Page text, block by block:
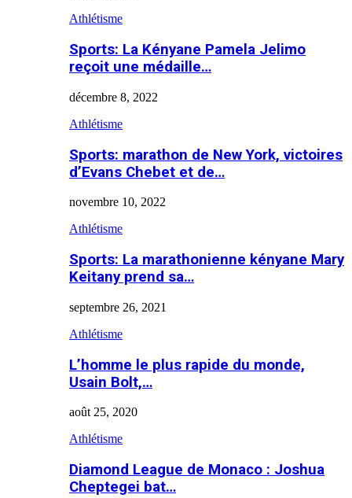
Athlétisme
Sports: La Kényane Pamela Jelimo
reçoit une médaille…
décembre 8, 2022
Athlétisme
Sports: marathon de New York, victoires
d’Evans Chebet et de…
novembre 10, 2022
Athlétisme
Sports: La marathonienne kényane Mary
Keitany prend sa…
septembre 26, 2021
Athlétisme
L’homme le plus rapide du monde,
Usain Bolt,…
août 25, 2020
Athlétisme
Diamond League de Monaco : Joshua
Cheptegei bat…